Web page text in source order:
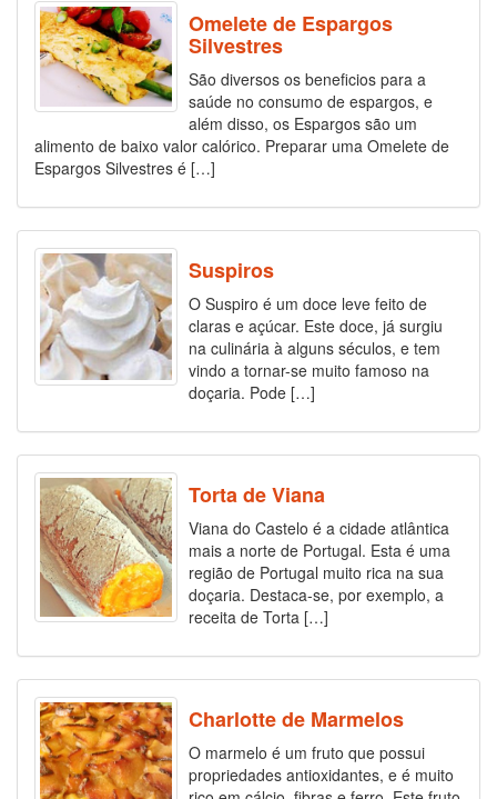
Omelete de Espargos
Silvestres
São diversos os beneficios para a
saúde no consumo de espargos, e
além disso, os Espargos são um
alimento de baixo valor calórico. Preparar uma Omelete de
Espargos Silvestres é […]
Suspiros
O Suspiro é um doce leve feito de
claras e açúcar. Este doce, já surgiu
na culinária à alguns séculos, e tem
vindo a tornar-se muito famoso na
doçaria. Pode […]
Torta de Viana
Viana do Castelo é a cidade atlântica
mais a norte de Portugal. Esta é uma
região de Portugal muito rica na sua
doçaria. Destaca-se, por exemplo, a
receita de Torta […]
Charlotte de Marmelos
O marmelo é um fruto que possui
propriedades antioxidantes, e é muito